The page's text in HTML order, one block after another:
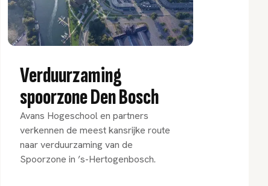
Verduurzaming
spoorzone Den Bosch
Avans Hogeschool en partners
verkennen de meest kansrijke route
naar verduurzaming van de
Spoorzone in ’s-Hertogenbosch.